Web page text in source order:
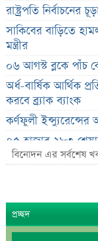
রাষ্ট্রপতি নির্বাচনের
সাকিবের বাড়িতে
মন্ত্রীর
০৬ আগস্ট ব্লকে পাঁচ
অর্ধ-বার্ষিক আর্থিক
করবে ব্র্যাক ব্যাংক
কর্ণফুলী ইন্স্যুরেন্সের
৭৫ হাজার ২৮৩
হস্তান্তর
আস্থা থাকলেও
০৬ আগস্ট দর পতনের
০৬ আগস্ট দর বৃদ্ধির
বিনোদন এর সর্বশেষ
প্রচ্ছদ